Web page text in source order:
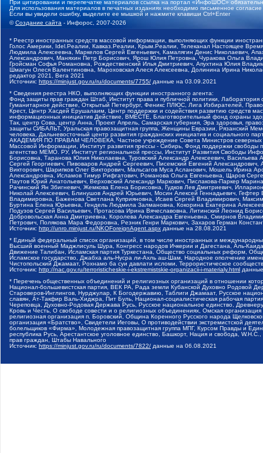
При цитировании и перепечатке материалов ссылка на портал «ИнфоШОС»
Для использования материалов в печатных изданиях необходимо письменное
Если вы увидели ошибку, выделите ее мышкой и нажмите клавиши Ctrl+Enter
©Создание сайта - Инфорос, 2007-2026
* Реестр иностранных средств массовой информации, выполняющих функции
Голос Америки, Idel.Реалии, Кавказ.Реалии, Крым.Реалии, Телеканал Настоящее
Людмила Алексеевна, Маркелов Сергей Евгеньевич, Камалягин Денис Николаевич,
Александрович, Маняхин Петр Борисович, Ярош Юлия Петровна, Чуракова Ольга
Гройсман Софья Романовна, Рождественский Илья Дмитриевич, Апухтина Юлия
Шмагун Олеся Валентиновна, Мароховская Алеся Алексеевна, Долинина Ирина
редактор 2021, Вега 2021
Источник: https://minjust.gov.ru/ru/documents/7755/ данные на 03.09.2021
* Сведения реестра НКО, выполняющих функции иностранного агента:
Фонд защиты прав граждан Штаб, Институт права и публичной политики,
Гуманитарное действие, Открытый Петербург, Феникс ПЛЮС, Лига Избирателей,
Крест, Центр Хасдей Ерушалаим, Центр поддержки и содействия развитию средств
информационных инициатив Действие, ВМЕСТЕ, Благотворительный фонд охраны
Так, центр Сова, центр Анна, Проект Апрель, Самарская губерния, Эра здоровья,
защиты СИБАЛЬТ, Уральская правозащитная группа, Женщины Евразии, Рязанский
человека, Дальневосточный центр развития гражданских инициатив и социального
АКАДЕМИЯ ПО ПРАВАМ ЧЕЛОВЕКА, Частное учреждение Совета Министров северных
Массовой Информации, Институт развития прессы - Сибирь, Фонд поддержки
агентство МЕМО. РУ, Институт региональной прессы, Институт Развития Свободы
Борисовна, Таранова Юлия Николаевна, Туровский Александр Алексеевич,
Сергей Георгиевич, Пивоваров Андрей Сергеевич, Писемский Евгений
Викторович, Шарипков Олег Викторович, Мальсагов Муса Асланович, Мошель Ирина
Александровна, Исламов Тимур Рифгатович, Романова Ольга Евгеньевна, Щаров
Паутов Юрий Анатольевич, Верховский Александр Маркович, Пислакова-Паркер
Рачинский Ян Збигневич, Жемкова Елена Борисовна, Гудков Лев Дмитриевич,
Николай Алексеевич, Блинушов Андрей Юрьевич, Мосин Алексей Геннадьевич,
Владимировна, Баженова Светлана Куприяновна, Исаев Сергей Владимирович,
Буртина Елена Юрьевна, Гендель Людмила Залмановна, Кокорина Екатерина
Подузов Сергей Васильевич, Протасова Ирина Вячеславовна, Литинский Леонид
Добровольская Анна Дмитриевна, Королева Александра Евгеньевна, Смирнов
Петрович, Полякова Мара Федоровна, Резник Генри Маркович, Захаров Герман
Источник: http://unro.minjust.ru/NKOForeignAgent.aspx данные на 28.08.2021
* Единый федеральный список организаций, в том числе иностранных и
Высший военный Маджлисуль Шура, Конгресс народов Ичкерии и Дагестана, Аль-
Движение Талибан, Исламская партия Туркестана, Общество социальных реформ,
Исламское государство, Джабха аль-Нусра ли-Ахль аш-Шам, Народное ополчение
Чистопольский Джамаат, Рохнамо ба суи давлати исломи, Террористическое
Источник: http://nac.gov.ru/terroristicheskie-i-ekstremistskie-organizacii-i-materialy.html
* Перечень общественных объединений и религиозных организаций в отношении
Национал-большевистская партия, ВЕК РА, Рада земли Кубанской Духовно Родовой
Староверов-Инглингов, Нурджулар, К Богодержавию, Таблиги Джамаат, Русское
славян, Ат-Такфир Валь-Хиджра, Пит Буль, Национал-социалистическая рабочая
Череповца, Духовно-Родовая Держава Русь, Русское национальное единство,
Кровь и Честь, О свободе совести и о религиозных объединениях, Омская
религиозная организация п. Боровский, Община Коренного Русского народа
организация «Братство», Свидетели Иеговы, О противодействии экстремистской
болельщиков «Фирма», Молодежная правозащитная группа МПГ, Курсом Правды и
республика Русь, Арестантское уголовное единство, Башкорт, Нация и свобода,
прав граждан, Штабы Навального
Источник: https://minjust.gov.ru/ru/documents/7822/ данные на 06.08.2021